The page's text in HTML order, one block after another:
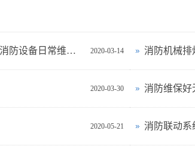
2020-03-14
北京消防维保单位分享建筑内消防设备日常维护标准 消防机械排
2020-03-30 消防维保好
2020-05-21 消防联动系